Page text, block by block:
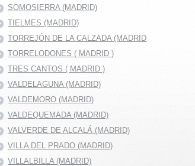
SOMOSIERRA (MADRID)
TIELMES (MADRID)
TORREJÓN DE LA CALZADA (MADRID
TORRELODONES ( MADRID )
TRES CANTOS ( MADRID )
VALDELAGUNA (MADRID)
VALDEMORO (MADRID)
VALDEQUEMADA (MADRID)
VALVERDE DE ALCALÁ (MADRID)
VILLA DEL PRADO (MADRID)
VILLALBILLA (MADRID)